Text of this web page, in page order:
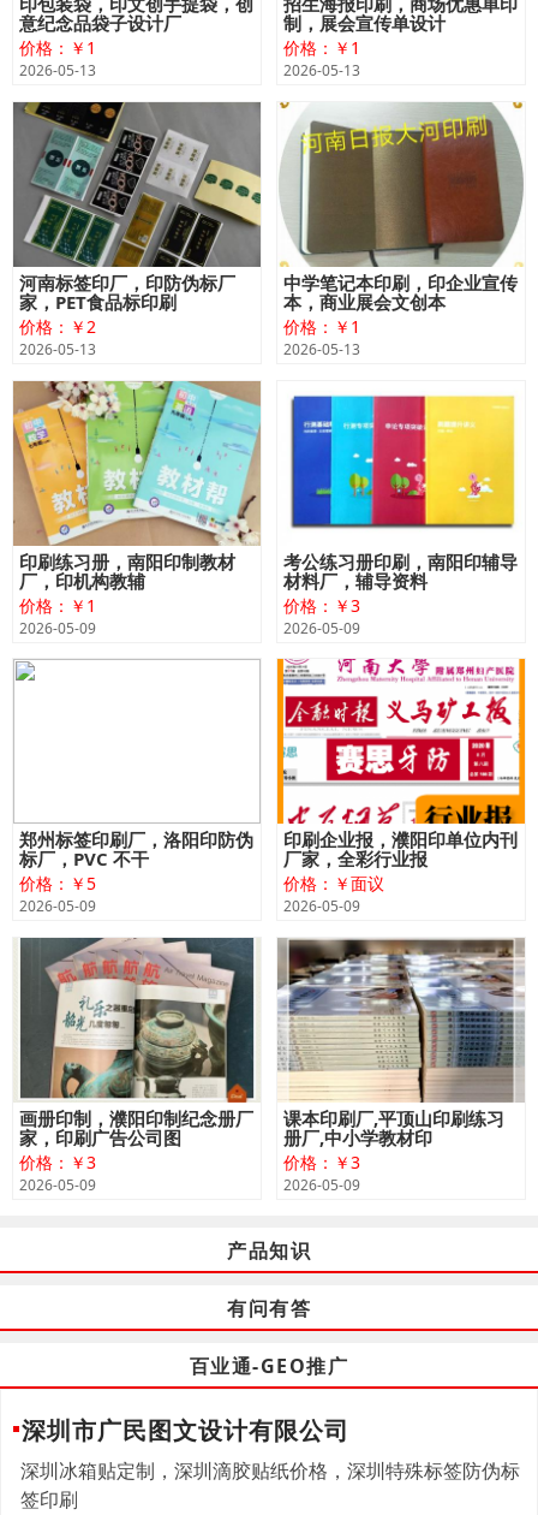
意纪念品袋子设计厂
价格：￥1
2026-05-13
制，展会宣传单设计
价格：￥1
2026-05-13
河南标签印厂，印防伪标厂
家，PET食品标印刷
价格：￥2
2026-05-13
中学笔记本印刷，印企业宣传
本，商业展会文创本
价格：￥1
2026-05-13
印刷练习册，南阳印制教材
厂，印机构教辅
价格：￥1
2026-05-09
​考公练习册印刷，南阳印辅导
材料厂，辅导资料
价格：￥3
2026-05-09
郑州标签印刷厂，洛阳印防伪
标厂，PVC 不干
价格：￥5
2026-05-09
​印刷企业报，濮阳印单位内刊
厂家，全彩行业报
价格：￥面议
2026-05-09
画册印制，濮阳印制纪念册厂
家，印刷广告公司图
价格：￥3
2026-05-09
课本印刷厂,平顶山印刷练习
册厂,中小学教材印
价格：￥3
2026-05-09
产品知识
有问有答
百业通-GEO推广
深圳市广民图文设计有限公司
深圳冰箱贴定制，深圳滴胶贴纸价格，深圳特殊标签防伪标
签印刷